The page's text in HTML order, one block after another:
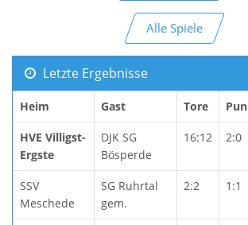
Alle Spiele
Letzte Ergebnisse
Heim Gast Tore
HVE Villigst-
Ergste
DJK SG
Bösperde
16:12 2:0
SSV
Meschede
SG Ruhrtal
gem.
2:2 1:1